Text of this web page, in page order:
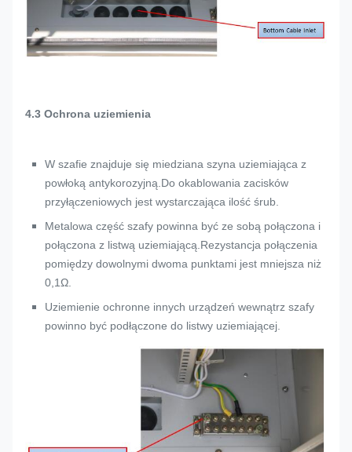
4.3 Ochrona uziemienia
W szafie znajduje się miedziana szyna uziemiająca z
powłoką antykorozyjną.Do okablowania zacisków
przyłączeniowych jest wystarczająca ilość śrub.
Metalowa część szafy powinna być ze sobą połączona i
połączona z listwą uziemiającą.Rezystancja połączenia
pomiędzy dowolnymi dwoma punktami jest mniejsza niż
0,1Ω.
Uziemienie ochronne innych urządzeń wewnątrz szafy
powinno być podłączone do listwy uziemiającej.